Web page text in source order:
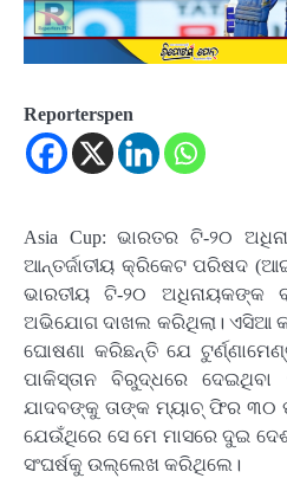
Reporterspen
Asia Cup: ଭାରତର ଟି-୨୦
ଆନ୍ତର୍ଜାତୀୟ କ୍ରିକେଟ ପରିଷଦ
ଭାରତୀୟ ଟି-୨୦ ଅଧିନାୟକଙ୍କ
ଅଭିଯୋଗ ଦାଖଲ କରିଥିଲା। ଏସିଆ
ଘୋଷଣା କରିଛନ୍ତି ଯେ
ପାକିସ୍ତାନ ବିରୁଦ୍ଧରେ
ଯାଦବଙ୍କୁ ତାଙ୍କ ମ୍ୟାଚ୍ ଫିର ୩୦
ଯେଉଁଥିରେ ସେ ମେ ମାସରେ ଦୁଇ
ସଂଘର୍ଷକୁ ଉଲ୍ଲେଖ କରିଥିଲେ।